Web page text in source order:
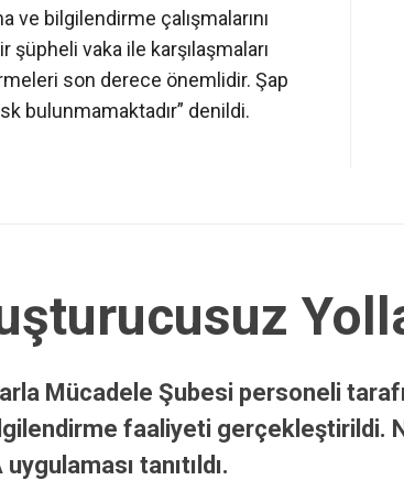
ve bilgilendirme çalışmalarını
vaka ile karşılaşmaları
son derece önemlidir. Şap
bulunmamaktadır” denildi.
Mücadele Şubesi personeli
faaliyeti gerçekleştirildi.
tanıtıldı.